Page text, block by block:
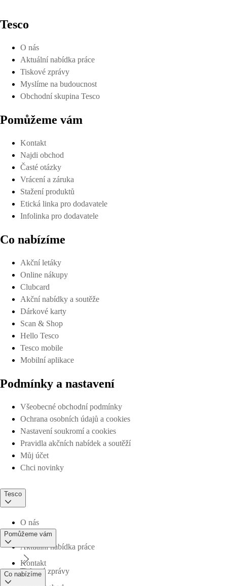
Tesco
O nás
Aktuální nabídka práce
Tiskové zprávy
Myslíme na budoucnost
Obchodní skupina Tesco
Pomůžeme vám
Kontakt
Najdi obchod
Časté otázky
Vrácení a záruka
Stažení produktů
Etická linka pro dodavatele
Infolinka pro dodavatele
Co nabízíme
Akční letáky
Online nákupy
Clubcard
Akční nabídky a soutěže
Dárkové karty
Scan & Shop
Hello Tesco
Tesco mobile
Mobilní aplikace
Podmínky a nastavení
Všeobecné obchodní podmínky
Ochrana osobních údajů a cookies
Nastavení soukromí a cookies
Pravidla akčních nabídek a soutěží
Můj účet
Chci novinky
Tesco
O nás
Aktuální nabídka práce
Tiskové zprávy
Pomůžeme vám
Kontakt
Co nabízíme